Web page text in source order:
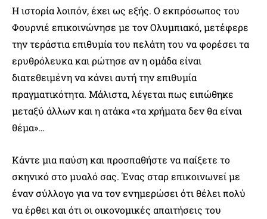
Η ιστορία λοιπόν, έχει ως εξής. Ο εκπρόσωπος του
Φουρνιέ επικοινώνησε με τον Ολυμπιακό, μετέφερε
την τεράστια επιθυμία του πελάτη του να φορέσει τα
ερυθρόλευκα και ρώτησε αν η ομάδα είναι
διατεθειμένη να κάνει αυτή την επιθυμία
πραγματικότητα. Μάλιστα, λέγεται πως ειπώθηκε
μεταξύ άλλων και η ατάκα «τα χρήματα δεν θα είναι
θέμα»…
Κάντε μια παύση και προσπαθήστε να παίξετε το
σκηνικό στο μυαλό σας. Ένας σταρ επικοινωνεί με
έναν σύλλογο για να τον ενημερώσει ότι θέλει πολύ
να έρθει και ότι οι οικονομικές απαιτήσεις του